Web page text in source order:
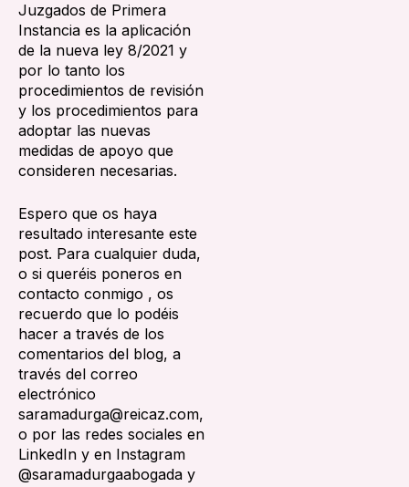
Juzgados de Primera
Instancia es la aplicación
de la nueva ley 8/2021 y
por lo tanto los
procedimientos de revisión
y los procedimientos para
adoptar las nuevas
medidas de apoyo que
consideren necesarias.
Espero que os haya
resultado interesante este
post. Para cualquier duda,
o si queréis poneros en
contacto conmigo , os
recuerdo que lo podéis
hacer a través de los
comentarios del blog, a
través del correo
electrónico
saramadurga@reicaz.com,
o por las redes sociales en
LinkedIn y en Instagram
@saramadurgaabogada y